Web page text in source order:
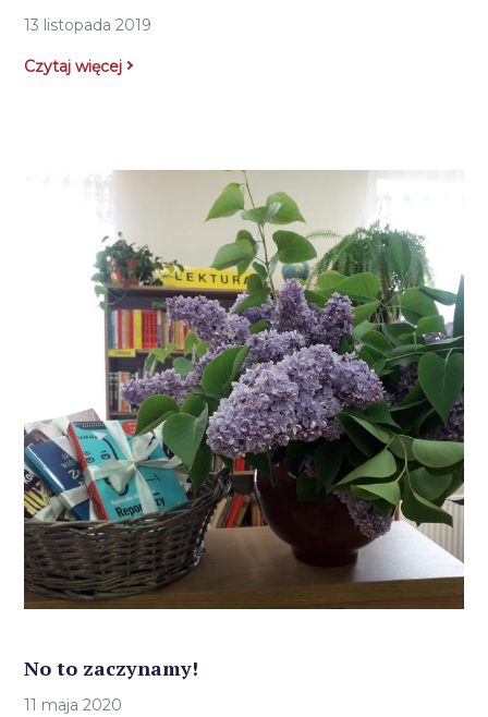
13 listopada 2019
Czytaj więcej
No to zaczynamy!
11 maja 2020